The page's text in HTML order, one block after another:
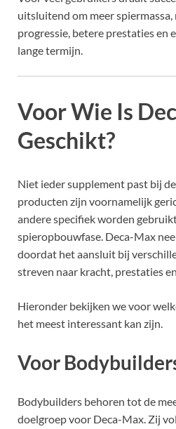
uitsluitend om meer
progressie, betere prestaties en
lange termijn.
Voor Wie Is
Geschikt?
Niet ieder supplement past bij
producten zijn voornamelijk
andere specifiek worden
spieropbouwfase. Deca-Max
doordat het aansluit bij
streven naar kracht, prestaties
Hieronder bekijken we voor
het meest interessant kan zijn.
Voor
Bodybuilders behoren tot de
doelgroep voor Deca-Max. Zij